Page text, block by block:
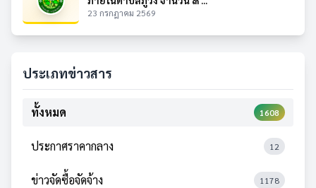
23 กรกฎาคม 2569
ประเภทข่าวสาร
ทั้งหมด 1608
ประกาศราคากลาง 12
ข่าวจัดซื้อจัดจ้าง 1178